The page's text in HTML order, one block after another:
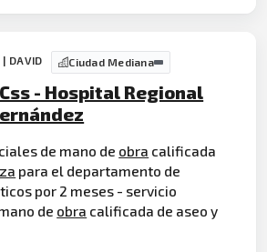
DAVID Ciudad Mediana
- Hospital Regional
de mano de obra calificada
para el departamento de
por 2 meses - servicio
de obra calificada de aseo y